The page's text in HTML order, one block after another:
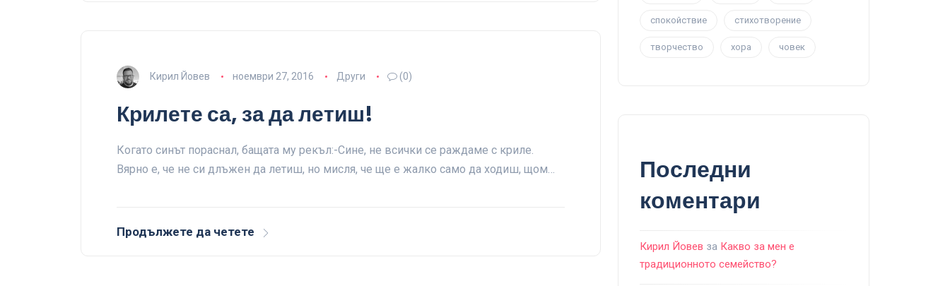
Кирил Йовев ноември 27, 2016 Други (0)
Крилете са, за да летиш!
Когато синът пораснал, бащата му рекъл:-Сине, не всички се раждаме с криле.
Вярно е, че не си длъжен да летиш, но мисля, че ще е жалко само да ходиш, щом…
Продължете да четете
спокойствие стихотворение
творчество хора човек
Последни
коментари
Кирил Йовев за Какво за мен е
традиционното семейство?